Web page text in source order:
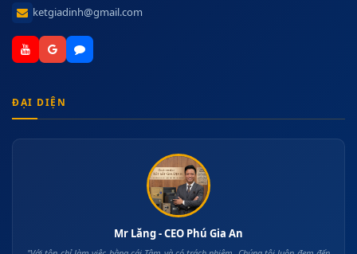
ketgiadinh@gmail.com
ĐẠI DIỆN
Mr Lăng - CEO Phú Gia An